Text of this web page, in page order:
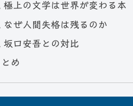
極上の文学は世界が変わる本
なぜ人間失格は残るのか
坂口安吾との対比
とめ